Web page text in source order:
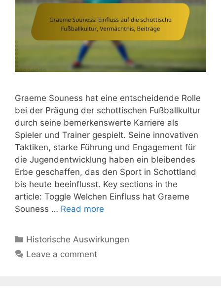
Graeme Souness hat eine entscheidende Rolle
bei der Prägung der schottischen Fußballkultur
durch seine bemerkenswerte Karriere als
Spieler und Trainer gespielt. Seine innovativen
Taktiken, starke Führung und Engagement für
die Jugendentwicklung haben ein bleibendes
Erbe geschaffen, das den Sport in Schottland
bis heute beeinflusst. Key sections in the
article: Toggle Welchen Einfluss hat Graeme
Souness … Read more
Categories
Historische Auswirkungen
Leave a comment